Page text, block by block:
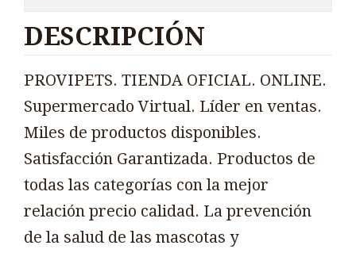
DESCRIPCIÓN
PROVIPETS. TIENDA OFICIAL. ONLINE.
Supermercado Virtual. Líder en ventas.
Miles de productos disponibles.
Satisfacción Garantizada. Productos de
todas las categorías con la mejor
relación precio calidad. La prevención
de la salud de las mascotas y